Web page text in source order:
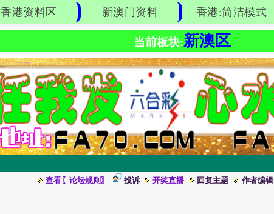
香港资料区 新澳门资料 香港:简洁模式
当前板块:新澳区
查看〖论坛规则〗 投诉 开奖直播 回复主题 作者编辑